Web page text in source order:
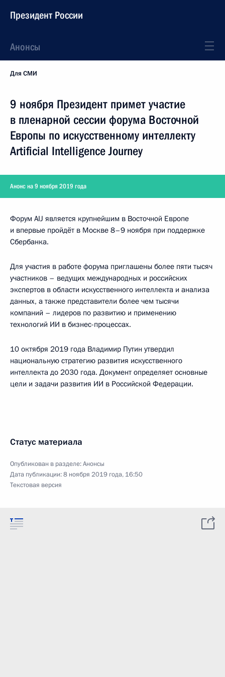
Президент России
Анонсы
Для СМИ
9 ноября Президент примет участие
в пленарной сессии форума Восточной
Европы по искусственному интеллекту
Artificial Intelligence Journey
Анонс на 9 ноября 2019 года
Форум AIJ является крупнейшим в Восточной Европе
и впервые пройдёт в Москве 8–9 ноября при поддержке
Сбербанка.
Для участия в работе форума приглашены более пяти тысяч
участников – ведущих международных и российских
экспертов в области искусственного интеллекта и анализа
данных, а также представители более чем тысячи
компаний – лидеров по развитию и применению
технологий ИИ в бизнес-процессах.
10 октября 2019 года Владимир Путин утвердил
национальную стратегию развития искусственного
интеллекта до 2030 года. Документ определяет основные
цели и задачи развития ИИ в Российской Федерации.
Статус материала
Опубликован в разделе:Анонсы
Дата публикации:8 ноября 2019 года, 16:50
Текстовая версия